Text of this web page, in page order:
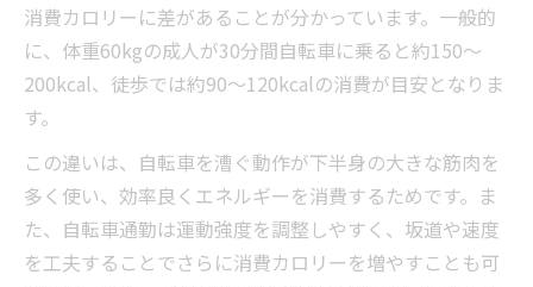
消費カロリーに差があることが分かっています。一般的
に、体重60kgの成人が30分間自転車に乗ると約150～
200kcal、徒歩では約90～120kcalの消費が目安となりま
す。
この違いは、自転車を漕ぐ動作が下半身の大きな筋肉を
多く使い、効率良くエネルギーを消費するためです。ま
た、自転車通勤は運動強度を調整しやすく、坂道や速度
を工夫することでさらに消費カロリーを増やすことも可